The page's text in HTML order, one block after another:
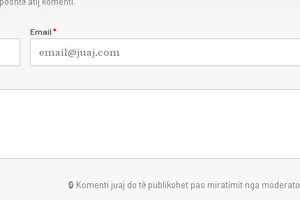
Email *
🔒 Komenti juaj do të publikohet pas miratimit nga